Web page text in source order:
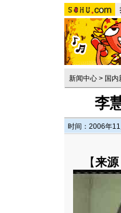
新闻中心 > 国内
李
时间：2006年
【来源